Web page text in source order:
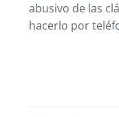
abusivo de las
hacerlo por